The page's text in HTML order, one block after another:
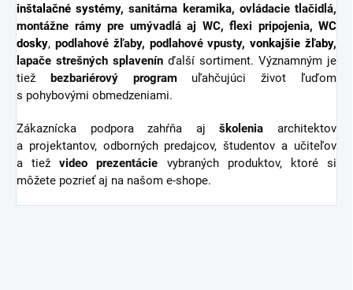
inštalačné systémy, sanitárna keramika, ovládacie tlačidlá,
montážne rámy pre umývadlá aj WC, flexi pripojenia, WC
dosky, podlahové žľaby, podlahové vpusty,vonkajšie žľaby,
lapače strešných splavenín ďalší sortiment. Významným je
tiež
bezbariérový programuľahčujúci život ľuďom
s pohybovými obmedzeniami.
Zákaznícka podpora zahŕňa ajškolenia architektov
a projektantov, odborných predajcov, študentov a učiteľov
a tiežvideo prezentácie vybraných produktov, ktoré si
môžete pozrieť aj na našom e-shope.